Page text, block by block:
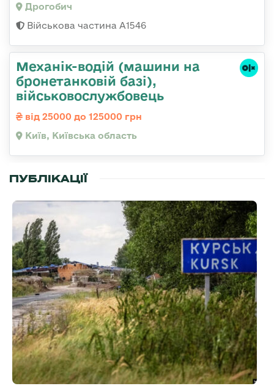
Дрогобич
Військова частина А1546
Механік-водій (машини на
бронетанковій базі),
військовослужбовець
від 25000 до 125000 грн
Київ, Київська область
ПУБЛІКАЦІЇ